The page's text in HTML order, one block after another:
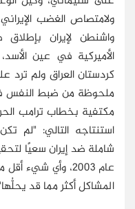
ولامتصاص الغضب
واشنطن لإيران بإطلاق
الأميركية في عين
كردستان العراق ولم
ملحوظة من ضبط النفس
مكتفية بخطاب ترامب
استنتاجه التالي: "لم
شاملة ضد إيران سعيًا
عام 2003، وأي
المشاكل أكثر مما قد